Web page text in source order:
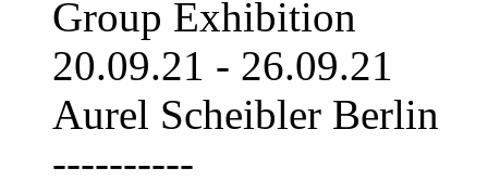
Group Exhibition
20.09.21 - 26.09.21
Aurel Scheibler Berlin
----------